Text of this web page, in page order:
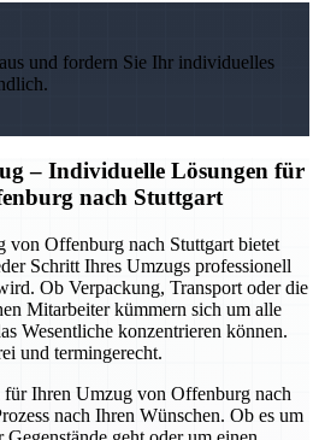
und fordern Sie Ihr individuelles
– Individuelle Lösungen für
nach Stuttgart
Offenburg nach Stuttgart bietet
Schritt Ihres Umzugs professionell
Ob Verpackung, Transport oder die
Mitarbeiter kümmern sich um alle
Wesentliche konzentrieren können.
und termingerecht.
Ihren Umzug von Offenburg nach
nach Ihren Wünschen. Ob es um